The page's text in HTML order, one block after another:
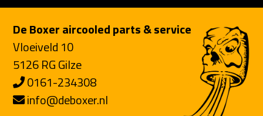
De Boxer aircooled parts & service
Vloeiveld 10
5126 RG Gilze
0161-234308
info@deboxer.nl